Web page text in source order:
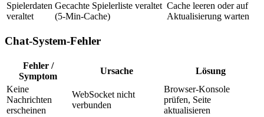
Spielerdaten
veraltet
Gecachte Spielerliste veraltet
(5-Min-Cache)
Cache leeren oder auf
Aktualisierung warten
Chat-System-Fehler
Fehler /
Symptom
Ursache
Lösung
Keine
Nachrichten
erscheinen
WebSocket nicht
verbunden
Browser-Konsole
prüfen, Seite
aktualisieren